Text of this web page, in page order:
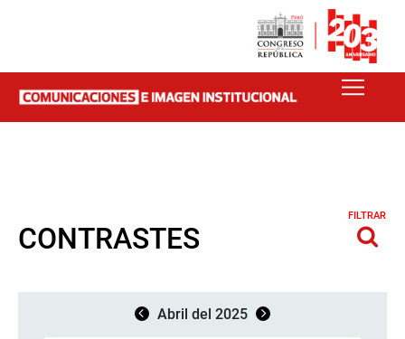
CONTRASTES
FILTRAR
Abril del 2025